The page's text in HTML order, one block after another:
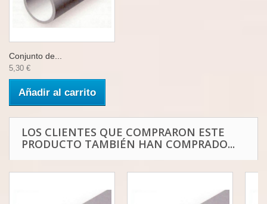
Conjunto de...
5,30 €
Añadir al carrito
LOS CLIENTES QUE COMPRARON ESTE
PRODUCTO TAMBIÉN HAN COMPRADO...